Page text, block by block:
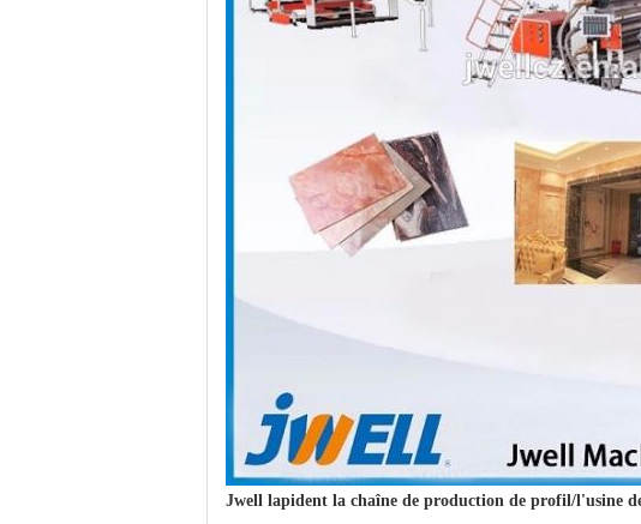
Jwell lapident la chaîne de production de profil/l'usine